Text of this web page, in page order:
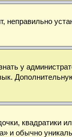
неправильно
у
квадратики
и обычно